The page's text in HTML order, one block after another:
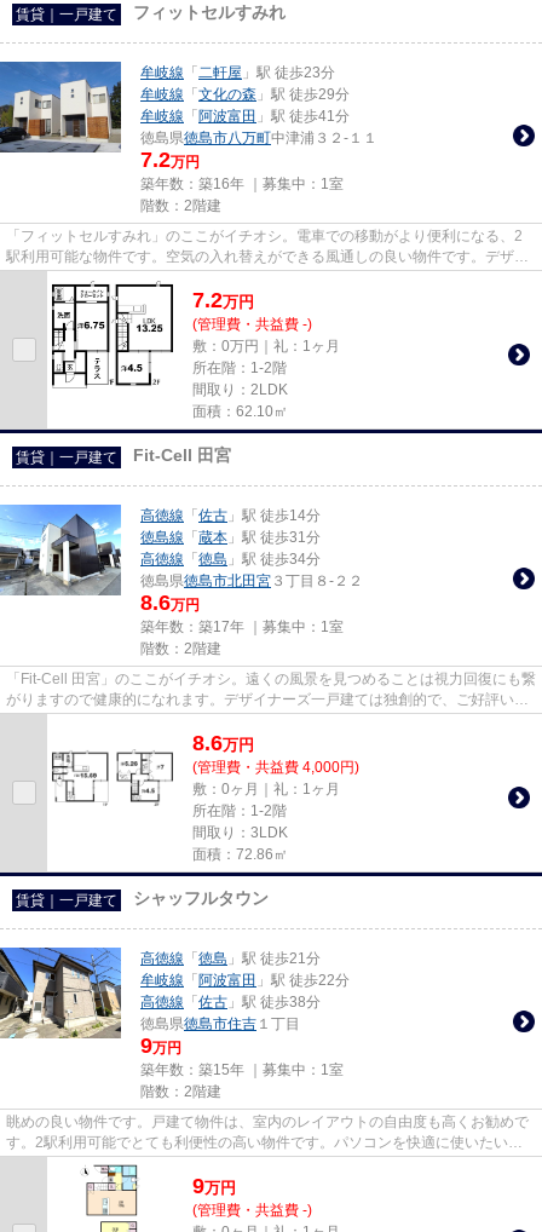
賃貸｜一戸建て フィットセルすみれ
牟岐線 「 二軒屋 」駅 徒歩23分
牟岐線 「 文化の森 」駅 徒歩29分
牟岐線 「 阿波富田 」駅 徒歩41分
徳島県徳島市八万町中津浦３２-１１
7.2万円
築年数：築16年 ｜募集中： 1室
階数：2階建
「フィットセルすみれ」のここがイチオシ。電車での移動がより便利になる、2
駅利用可能な物件です。空気の入れ替えができる風通しの良い物件です。デザイ
ナーズ物件は独創的で、ご好評...
7.2万円
(管理費・共益費 -)
敷：0万円｜礼：1ヶ月
所在階：1-2階
間取り：2LDK
面積：62.10㎡
賃貸｜一戸建て Fit-Cell 田宮
高徳線 「 佐古 」駅 徒歩14分
徳島線 「 蔵本 」駅 徒歩31分
高徳線 「 徳島 」駅 徒歩34分
徳島県徳島市北田宮 ３丁目８-２２
8.6万円
築年数：築17年 ｜募集中： 1室
階数：2階建
「Fit-Cell 田宮」のここがイチオシ。遠くの風景を見つめることは視力回復にも繋
がりますので健康的になれます。デザイナーズ一戸建ては独創的で、ご好評いた
8.6万円
(管理費・共益費 4,000円)
敷：0ヶ月｜礼：1ヶ月
所在階：1-2階
間取り：3LDK
面積：72.86㎡
賃貸｜一戸建て シャッフルタウン
高徳線 「 徳島 」駅 徒歩21分
牟岐線 「 阿波富田 」駅 徒歩22分
高徳線 「 佐古 」駅 徒歩38分
徳島県徳島市住吉 １丁目
9万円
築年数：築15年 ｜募集中： 1室
階数：2階建
眺めの良い物件です。戸建て物件は、室内のレイアウトの自由度も高くお勧めで
す。2駅利用可能でとても利便性の高い物件です。パソコンを快適に使いたい方
に、光回線を繋いでいる物件で...
9万円
(管理費・共益費 -)